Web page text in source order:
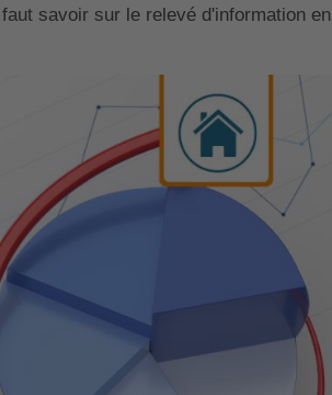
savoir sur le relevé d'information en